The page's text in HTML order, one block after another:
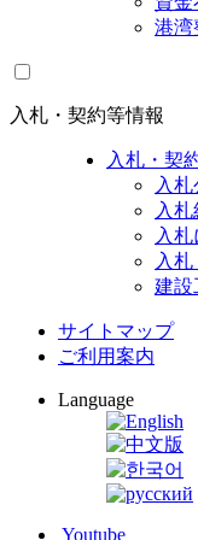
港湾
入札・契約等情報
入札・契
入
入
入
入
建設
サイトマップ
ご利用案内
Language
Youtube